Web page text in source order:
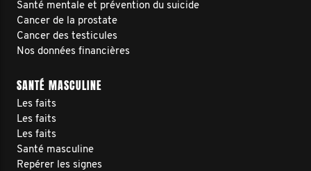
Santé mentale et prévention du suicide
Cancer de la prostate
Cancer des testicules
Nos données financières
SANTÉ MASCULINE
Les faits
Les faits
Les faits
Santé masculine
Repérer les signes